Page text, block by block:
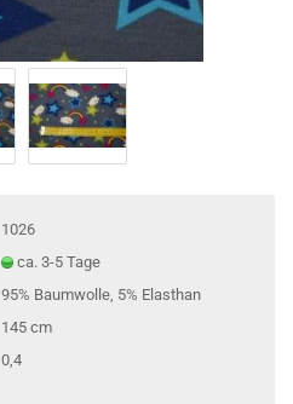
1026
ca. 3-5 Tage
95% Baumwolle, 5% Elasthan
145 cm
0,4